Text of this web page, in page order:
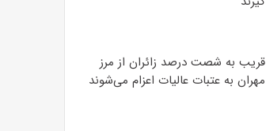
قریب به شصت درصد زائران از مرز
مهران به عتبات عالیات اعزام می‌شوند